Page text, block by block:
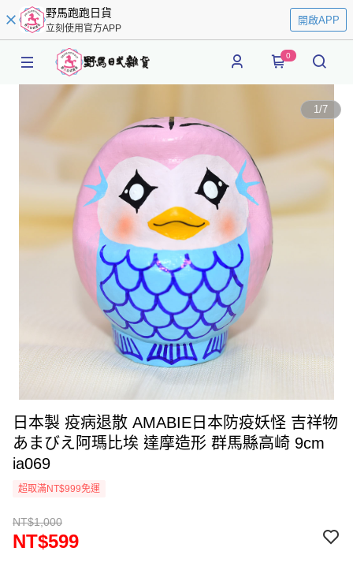
野馬跑跑日貨
立刻使用官方APP
開啟APP
0
1/7
日本製 疫病退散 AMABIE日本防疫妖怪 吉祥物
あまびえ阿瑪比埃 達摩造形 群馬縣高崎 9cm
ia069
超取滿NT$999免運
NT$1,000
NT$599